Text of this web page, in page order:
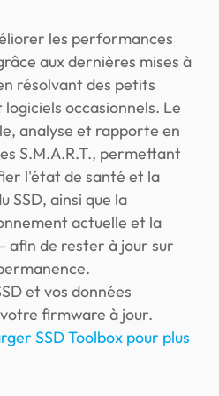
les performances
aux dernières mises à
résolvant des petits
occasionnels. Le
analyse et rapporte en
S.M.A.R.T., permettant
l'état de santé et la
SSD, ainsi que la
actuelle et la
afin de rester à jour sur
et vos données
firmware à jour.
SSD Toolbox pour plus